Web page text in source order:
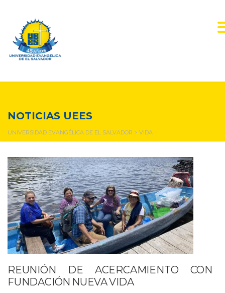
NOTICIAS UEES
UNIVERSIDAD EVANGÉLICA DE EL SALVADOR > VIDA
REUNIÓN DE ACERCAMIENTO CON
FUNDACIÓN NUEVA VIDA